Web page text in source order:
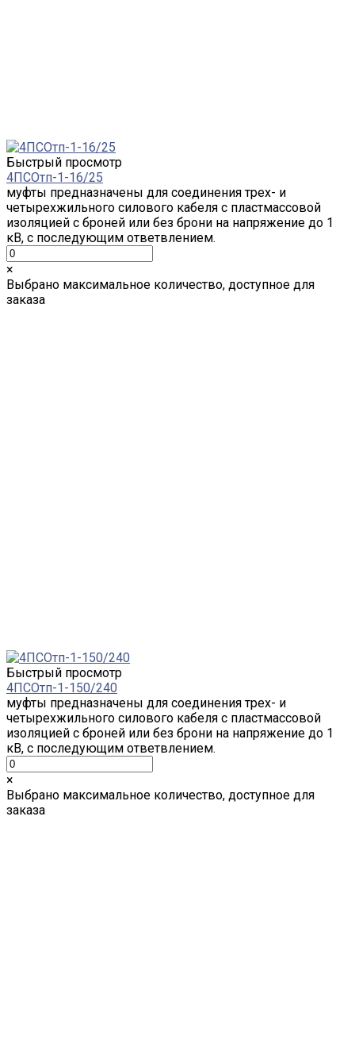
Быстрый просмотр
4ПСОтп-1-16/25
муфты предназначены для соединения трех- и
четырехжильного силового кабеля с пластмассовой
изоляцией с броней или без брони на напряжение до 1
кВ, с последующим ответвлением.
×
Выбрано максимальное количество, доступное для
заказа
Быстрый просмотр
4ПСОтп-1-150/240
муфты предназначены для соединения трех- и
четырехжильного силового кабеля с пластмассовой
изоляцией с броней или без брони на напряжение до 1
кВ, с последующим ответвлением.
×
Выбрано максимальное количество, доступное для
заказа